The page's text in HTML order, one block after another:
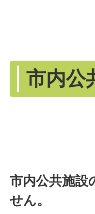
市内公
市内公共施設
せん。